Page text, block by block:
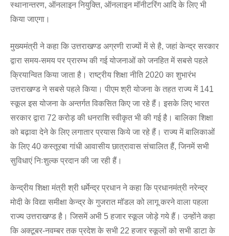
स्थानान्तरण, ऑनलाइन नियुक्ति, ऑनलाइन मॉनीटरिंग आदि के लिए भी
किया जाएगा।
मुख्यमंत्री ने कहा कि उत्तराखण्ड अग्रणी राज्यों में से है, जहां केन्द्र सरकार
द्वारा समय-समय पर प्रारम्भ की गई योजनाओं को जनहित में सबसे पहले
क्रियान्वित किया जाता है। राष्ट्रीय शिक्षा नीति 2020 का शुभारंभ
उत्तराखण्ड ने सबसे पहले किया। पीएम श्री योजना के तहत राज्य में 141
स्कूल इस योजना के अन्तर्गत विकसित किए जा रहे हैं। इसके लिए भारत
सरकार द्वारा 72 करोड़ की धनराशि स्वीकृत भी की गई है। बालिका शिक्षा
को बढ़ावा देने के लिए लगातार प्रयास किये जा रहे हैं। राज्य में बालिकाओं
के लिए 40 कस्तूरबा गांधी आवासीय छात्रावास संचालित हैं, जिनमें सभी
सुविधाएं निःशुल्क प्रदान की जा रही हैं।
केन्द्रीय शिक्षा मंत्री श्री धर्मेन्द्र प्रधान ने कहा कि प्रधानमंत्री नरेन्द्र
मोदी के विद्या समीक्षा केन्द्र के गुजरात मॉडल को लागू करने वाला पहला
राज्य उत्तराखण्ड है। जिसमें अभी 5 हजार स्कूल जोड़े गये हैं। उन्होंने कहा
कि अक्टूबर-नवम्बर तक प्रदेश के सभी 22 हजार स्कूलों को सभी डाटा के